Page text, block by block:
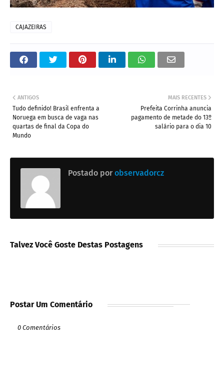
CAJAZEIRAS
MAIS RECENTES
Prefeita Corrinha anuncia
pagamento de metade do 13º
salário para o dia 10
ANTIGOS
Tudo definido! Brasil enfrenta a
Noruega em busca de vaga nas
quartas de final da Copa do
Mundo
Postado por observadorcz
Talvez Você Goste Destas Postagens
Postar Um Comentário
0 Comentários